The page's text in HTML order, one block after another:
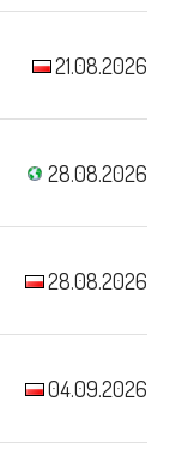
21.08.2026
28.08.2026
28.08.2026
04.09.2026